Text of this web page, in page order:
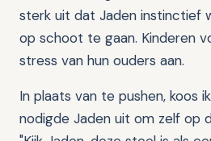
sterk uit dat Jaden instinctief
op schoot te gaan. Kinderen
stress van hun ouders aan.
In plaats van te pushen, koos
nodigde Jaden uit om zelf op